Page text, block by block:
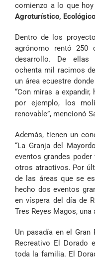
comienzo a lo que
Agroturístico,
Dentro de los
agrónomo rentó 250
desarrollo. De ellas
ochenta mil racimos
un área ecuestre
“Con miras a
por ejemplo, los
renovable”, mencionó
Además, tienen un
“La Granja del
eventos grandes
otros atractivos. Por
de las áreas que se
hecho dos eventos
en víspera del día de
Tres Reyes Magos,
Un pasadía en el
Recreativo El Dorado
toda la familia. El